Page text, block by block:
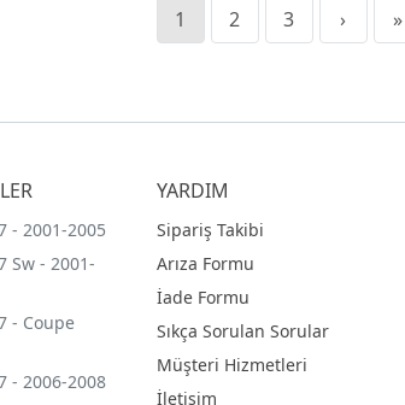
1 2 3 › »
- 2001-2005
Sw - 2001-
- Coupe
- 2006-2008
YARDIM
Sipariş Takibi
Arıza Formu
İade Formu
Sıkça Sorulan Sorular
Müşteri Hizmetleri
İletişim